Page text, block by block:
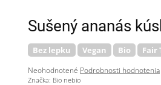
Sušený ananás
Bez lepku Vegan Bio Fair
Priemerné
hodnotenie
Neohodnotené Podrobnosti hodnotenia
Značka: Bio nebio